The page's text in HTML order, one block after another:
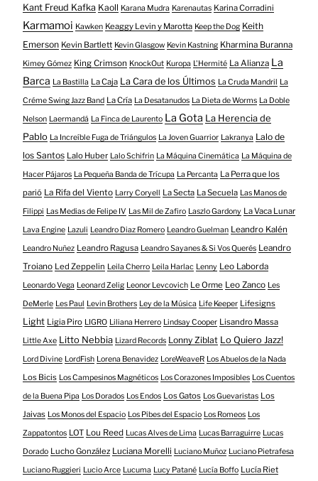
Kant Freud Kafka Kaoll Karana Mudra Karenautas Karina Corradini
Karmamoi Kawken Keaggy Levin y Marotta Keep the Dog Keith
Emerson Kevin Bartlett Kevin Glasgow Kevin Kastning Kharmina Buranna
Kimey Gómez King Crimson KnockOut Kuropa L'Hermité La Alianza La
Barca La Bastilla La Caja La Cara de los Últimos La Cruda Mandril
La
Créme Swing Jazz Band La Cría La Desatanudos La Dieta de Worms La Doble
Nelson Laermandá La Finca de Laurento La Gota La Herencia de
Pablo La Increíble Fuga de Triángulos La Joven Guarrior Lakranya Lalo de
los Santos Lalo Huber Lalo Schifrin La Máquina Cinemática La Máquina de
Hacer Pájaros La Pequeña Banda de Trícupa La Percanta La Perra que los
parió La Rifa del Viento Larry Coryell La Secta La Secuela Las Manos de
Filippi Las Medias de Felipe IV Las Mil de Zafiro Laszlo Gardony La Vaca Lunar
Lava Engine Lazuli Leandro Diaz Romero Leandro Guelman Leandro Kalén
Leandro Nuñez Leandro Ragusa Leandro Sayanes & Si Vos Querés Leandro
Troiano Led Zeppelin Leila Cherro Leila Harlac Lenny Leo Laborda
Leonardo Vega Leonard Zelig Leonor Levcovich Le Orme Leo Zanco Les
DeMerle Les Paul Levin Brothers Ley de la Música Life Keeper Lifesigns
Light Ligia Piro LIGRO Liliana Herrero Lindsay Cooper Lisandro Massa
Little Axe Litto Nebbia Lizard Records Lonny Ziblat Lo Quiero Jazz!
Lord Divine LordFish Lorena Benavidez LoreWeaveR Los Abuelos de la Nada
Los Bicis Los Campesinos Magnéticos Los Corazones Imposibles Los Cuentos
de la Buena Pipa Los Dorados Los Endos Los Gatos Los Guevaristas Los
Jaivas Los Monos del Espacio Los Pibes del Espacio Los Romeos Los
Zappatontos LOT Lou Reed Lucas Alves de Lima Lucas Barraguirre Lucas
Dorado Lucho González Luciana Morelli Luciano Muñoz Luciano Pietrafesa
Luciano Ruggieri Lucio Arce Lucuma Lucy Patané Lucía Boffo Lucía Riet